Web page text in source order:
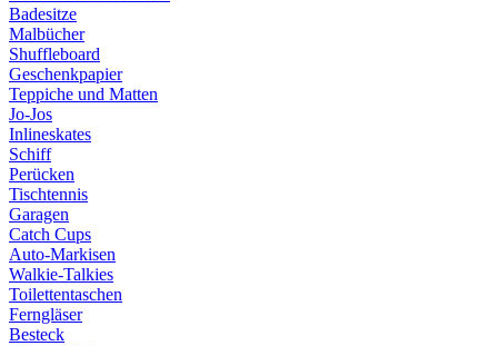
Badesitze
Malbücher
Shuffleboard
Geschenkpapier
Teppiche und Matten
Jo-Jos
Inlineskates
Schiff
Perücken
Tischtennis
Garagen
Catch Cups
Auto-Markisen
Walkie-Talkies
Toilettentaschen
Ferngläser
Besteck